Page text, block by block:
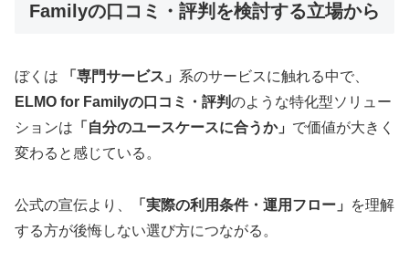
Familyの口コミ・評判を検討する立場から
ぼくは 「専門サービス」 系のサービスに触れる中で、
ELMO for Familyの口コミ・評判のような特化型ソリュー
ションは 「自分のユースケースに合うか」 で価値が大きく
変わると感じている。
公式の宣伝より、 「実際の利用条件・運用フロー」
を理解
する方が後悔しない選び方につながる。